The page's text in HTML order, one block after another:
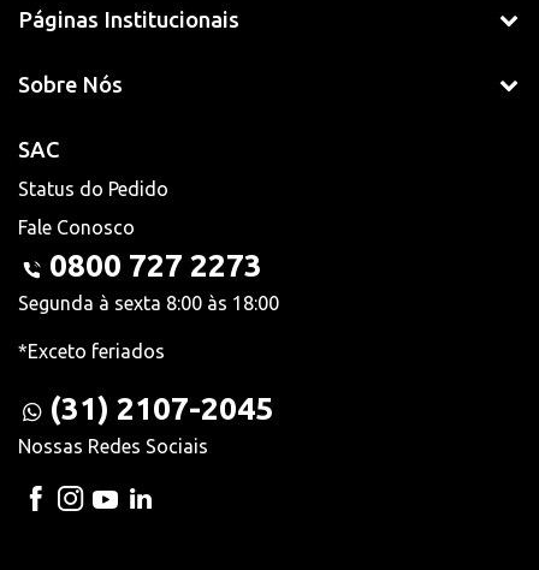
Páginas Institucionais
Sobre Nós
SAC
Status do Pedido
Fale Conosco
0800 727 2273
Segunda à sexta 8:00 às 18:00
*Exceto feriados
(31) 2107-2045
Nossas Redes Sociais